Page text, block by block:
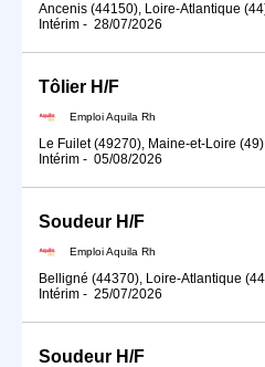
Ancenis (44150), Loire-Atlantique
Intérim - 28/07/2026
Tôlier H/F
Emploi Aquila Rh
Le Fuilet (49270), Maine-et-Loire
Intérim - 05/08/2026
Soudeur H/F
Emploi Aquila Rh
Belligné (44370), Loire-Atlantique
Intérim - 25/07/2026
Soudeur H/F